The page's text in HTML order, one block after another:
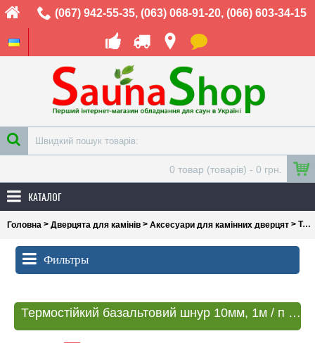
(067) 942-55-35, (063) 068-91-20, (066) 603-34-15
0 товар (товарів) - 0 грн.
КАТАЛОГ
Головна > Дверцята для камінів > Аксесуари для камінних дверцят > Термостійкий базальтовий шнур 10мм, 1м / п + 700 ° С
Фильтры
Термостійкий базальтовий шнур 10мм, 1м / п + 700 ° С